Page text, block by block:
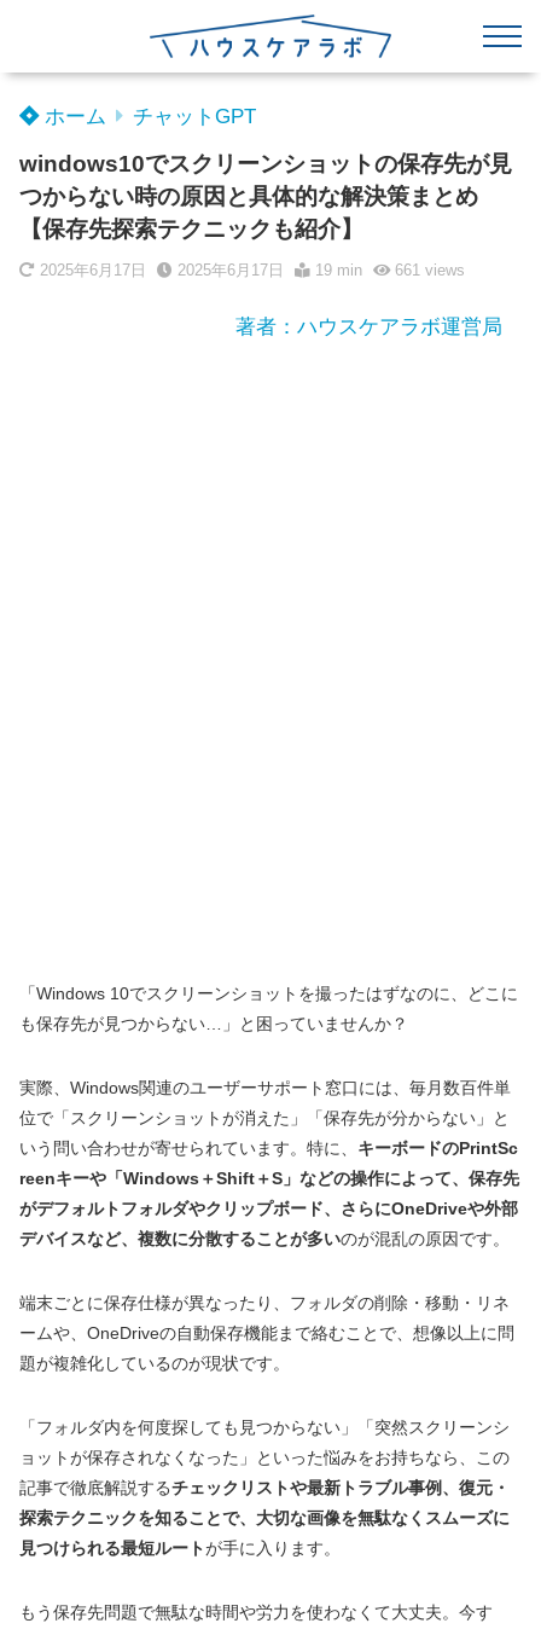
ホーム チャットGPT
windows10でスクリーンショットの保存先が見
つからない時の原因と具体的な解決策まとめ
【保存先探索テクニックも紹介】
2025年6月17日 2025年6月17日 19 min 661views
著者：ハウスケアラボ運営局
「Windows 10でスクリーンショットを撮ったはずなのに、どこに
も保存先が見つからない…」と困っていませんか？
実際、Windows関連のユーザーサポート窓口には、毎月数百件単
位で「スクリーンショットが消えた」「保存先が分からない」と
いう問い合わせが寄せられています。特に、 キーボードのPrintSc
reenキーや「Windows＋Shift＋S」などの操作によって、保存先
がデフォルトフォルダやクリップボード、さらにOneDriveや外部
デバイスなど、複数に分散することが多いのが混乱の原因です。
端末ごとに保存仕様が異なったり、フォルダの削除・移動・リネ
ームや、OneDriveの自動保存機能まで絡むことで、想像以上に問
題が複雑化しているのが現状です。
「フォルダ内を何度探しても見つからない」「突然スクリーンシ
ョットが保存されなくなった」といった悩みをお持ちなら、この
記事で徹底解説するチェックリストや最新トラブル事例、復元・
探索テクニックを知ることで、大切な画像を無駄なくスムーズに
見つけられる最短ルートが手に入ります。
もう保存先問題で無駄な時間や労力を使わなくて大丈夫。今す